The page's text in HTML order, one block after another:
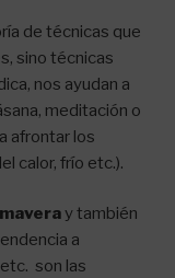
de técnicas que
sino técnicas
nos ayudan a
meditación o
afrontar los
calor, frío etc.).
y también
a
son las